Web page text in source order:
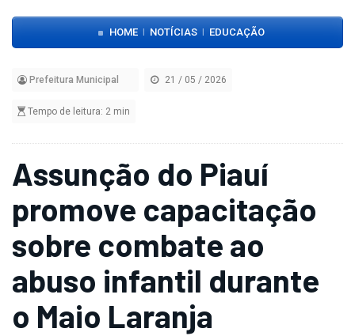
HOME NOTÍCIAS EDUCAÇÃO
Prefeitura Municipal 21 / 05 / 2026
Tempo de leitura: 2 min
Assunção do Piauí
promove capacitação
sobre combate ao
abuso infantil durante
o Maio Laranja